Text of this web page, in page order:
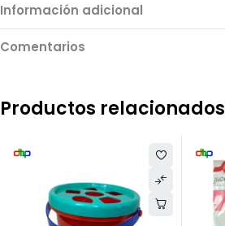
Información adicional
Comentarios
Productos relacionados